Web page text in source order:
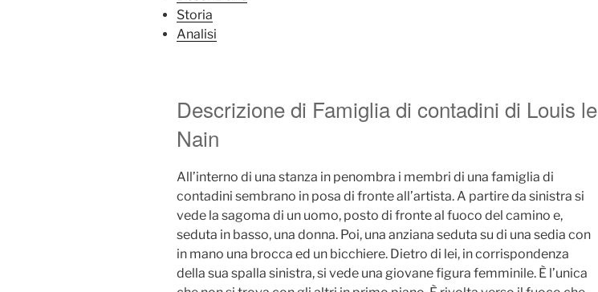
Storia
Analisi
Descrizione di Famiglia di contadini di Louis le
Nain
All’interno di una stanza in penombra i membri di una famiglia di
contadini sembrano in posa di fronte all’artista. A partire da sinistra si
vede la sagoma di un uomo, posto di fronte al fuoco del camino e,
seduta in basso, una donna. Poi, una anziana seduta su di una sedia con
in mano una brocca ed un bicchiere. Dietro di lei, in corrispondenza
della sua spalla sinistra, si vede una giovane figura femminile. È l’unica